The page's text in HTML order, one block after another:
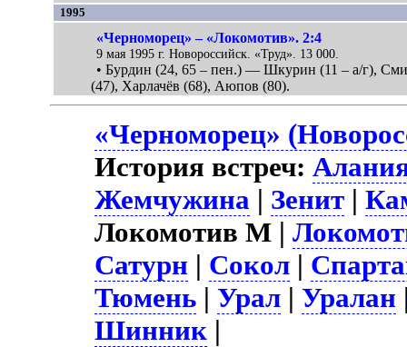
1995
«Черноморец» – «Локомотив». 2:4
9 мая 1995 г. Новороссийск. «Труд». 13 000.
• Бурдин (24, 65 – пен.) — Шкурин (11 – а/г),
(47), Харлачёв (68), Аюпов (80).
«Черноморец»
История встреч:
Жемчужина | Зенит |
Локомотив М |
Сатурн | Сокол |
Тюмень |Урал |Уралан
Шинник |